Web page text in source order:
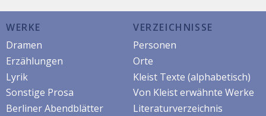
WERKE
Dramen
Erzählungen
Lyrik
Sonstige Prosa
Berliner Abendblätter
VERZEICHNISSE
Personen
Orte
Kleist Texte (alphabetisch)
Von Kleist erwähnte Werke
Literaturverzeichnis